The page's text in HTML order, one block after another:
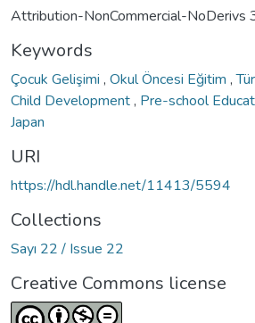
Attribution-NonCommercial-NoDerivs
Keywords
Çocuk Gelişimi , Okul Öncesi Eğitim ,
Child Development, Pre-school
Japan
URI
https://hdl.handle.net/11413/5594
Collections
Sayı 22 / Issue 22
Creative Commons license